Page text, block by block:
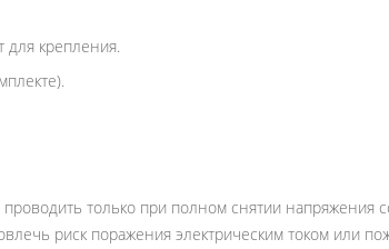
для крепления.
только при полном снятии напряжения
риск поражения электрическим током или